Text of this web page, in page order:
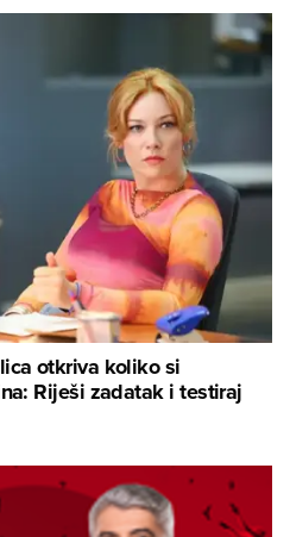
otkriva koliko si
Riješi zadatak i testiraj